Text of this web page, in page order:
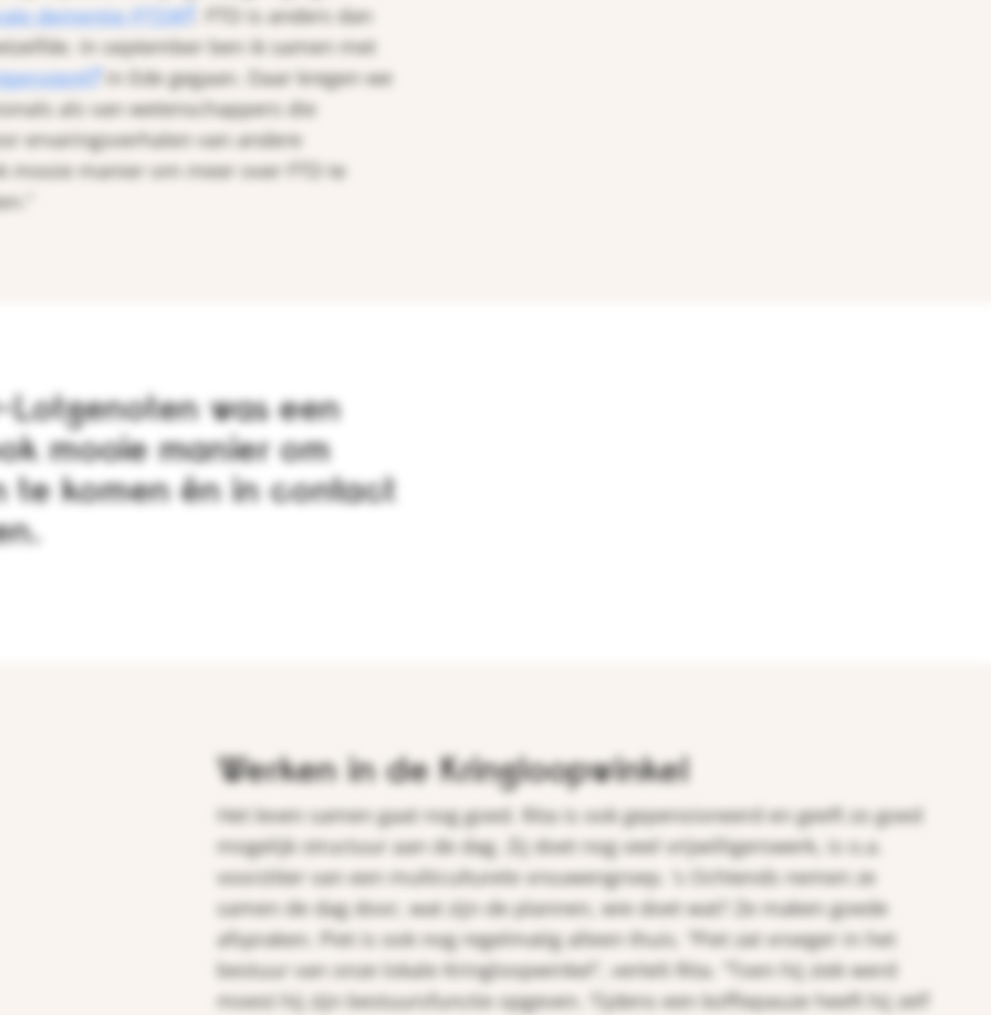
dementie (FTD)
. FTD is anders dan
In september ben ik samen met
in Ede gegaan. Daar kregen we
als van wetenschappers die
ervaringsverhalen van andere
mooie manier om meer over FTD te
Lotgenoten was een
mooie manier om
te komen én in contact
Werken in de Kringloopwinkel
Het leven samen gaat nog goed. Rita is ook gepensioneerd en geeft zo goed
mogelijk structuur aan de dag. Zij doet nog veel vrijwilligerswerk, is o.a.
voorzitter van een multiculturele vrouwengroep. ’s Ochtends nemen ze
samen de dag door, wat zijn de plannen, wie doet wat? Ze maken goede
afspraken. Piet is ook nog regelmatig alleen thuis. “Piet zat vroeger in het
bestuur van onze lokale Kringloopwinkel”, vertelt Rita. “Toen hij ziek werd
moest hij zijn bestuursfunctie opgeven. Tijdens een koffiepauze heeft hij zelf